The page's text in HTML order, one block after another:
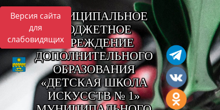
Версия сайта
для
слабовидящих
МУНИЦИПАЛЬНОЕ
БЮДЖЕТНОЕ
УЧРЕЖДЕНИЕ
ДОПОЛНИТЕЛЬНОГО
ОБРАЗОВАНИЯ
«ДЕТСКАЯ ШКОЛА
ИСКУССТВ № 1»